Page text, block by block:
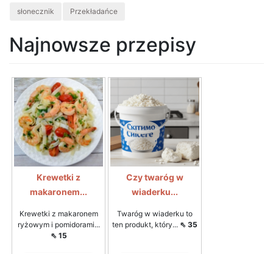
słonecznik Przekładańce
Najnowsze przepisy
Krewetki z
makaronem...
Krewetki z makaronem
ryżowym i pomidorami...
⇖ 15
Czy twaróg w
wiaderku...
Twaróg w wiaderku to
ten produkt, który... ⇖ 35